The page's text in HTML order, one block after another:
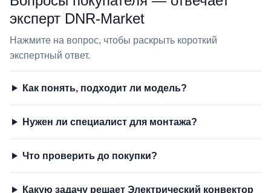
эксперт DNR‑Market
Нажмите на вопрос, чтобы раскрыть короткий
экспертный ответ.
Как понять, подходит ли модель?
Нужен ли специалист для монтажа?
Что проверить до покупки?
Какую задачу решает Электрический конвектор